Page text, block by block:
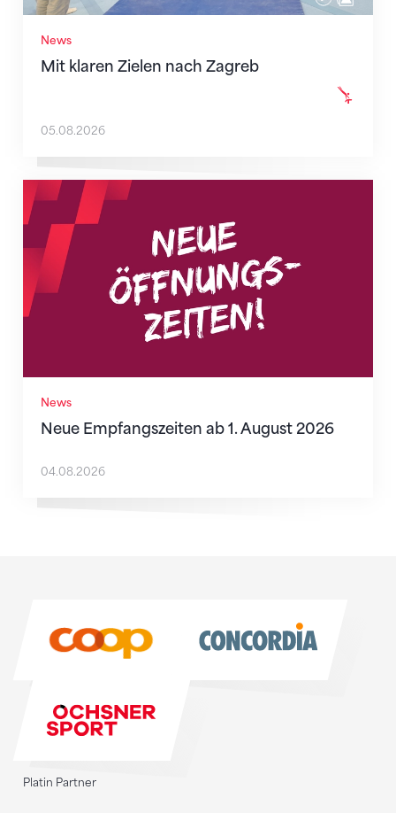
News
Mit klaren Zielen nach Zagreb
05.08.2026
News
Neue Empfangszeiten ab 1. August 2026
Neue Empfangszeiten ab 1. August 2026
04.08.2026
Platin Partner